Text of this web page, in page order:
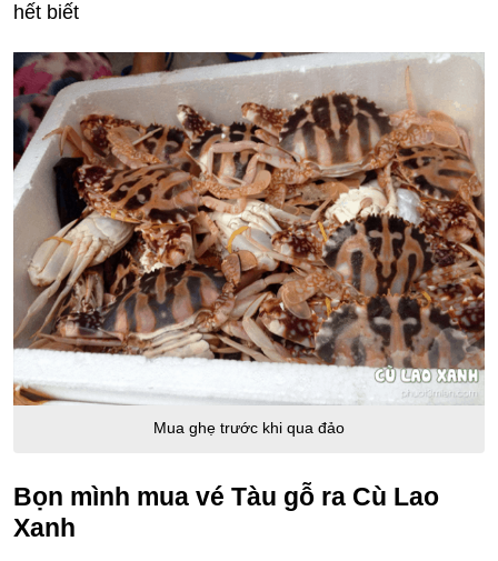
hết biết
Mua ghẹ trước khi qua đảo
Bọn mình mua vé Tàu gỗ ra Cù Lao
Xanh